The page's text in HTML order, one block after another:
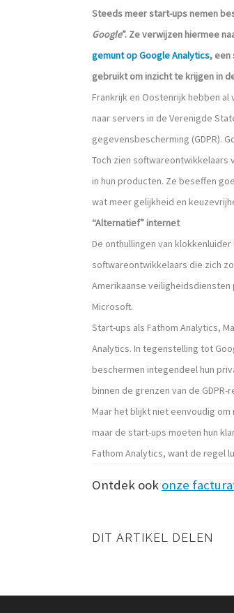
Steeds meer start-ups nemen
Google”. Ze verwijzen hiermee
gemunt op Google Analytics,
gebruikt om inzicht te krijgen in
Frankrijk en Oostenrijk hebben
naar servers in de Verenigde
gegevensbescherming (GDPR).
Toch zien softwareontwikkelaars
in hun producten. Ze beseffen
wat meer gelijkheid en
“Alternatief” internet
De onthullingen van
softwareontwikkelaars die zich
Amerikaanse
Microsoft.
Start-ups als Fathom Analytics,
Analytics. In tegenstelling tot
beschermen integendeel hun
binnen de grenzen van de
Maar het blijkt niet eenvoudig
maar de start-ups moeten hun
Fathom Analytics, want de regel
Ontdek ook onze
DIT ARTIKEL DELEN